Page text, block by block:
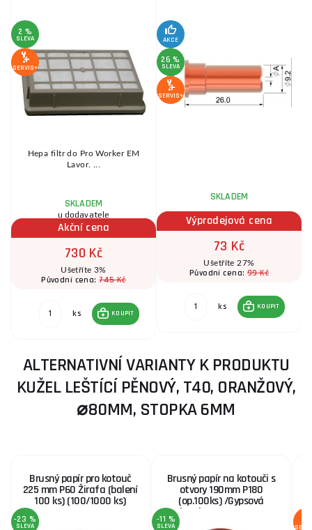
2 %
SLEVA
SERVIS+
Hepa filtr do Pro Worker EM
Lavor. ...
SKLADEM
u dodavatele
Akční cena
730 Kč
Ušetříte 3%
Původní cena:745 Kč
ks KOUPIT
AKCE
26 %
SLEVA
SERVIS+
SKLADEM
Výprodejová cena
73 Kč
Ušetříte 27%
Původní cena: 99 Kč
ks KOUPIT
ALTERNATIVNÍ VARIANTY K PRODUKTU
KUŽEL LEŠTÍCÍ PĚNOVÝ, T40, ORANŽOVÝ,
⌀80MM, STOPKA 6MM
Brusný papír pro kotouč
225 mm P60 Žirafa (balení
100 ks) (100/1000 ks)
-23 %
SLEVA
Brusný papír na kotouči s
otvory 190mm P180
(op.100ks) /Gypsová
bruska/ (100/1000)
-11 %
SLEVA